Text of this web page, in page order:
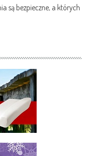
są bezpieczne, a których